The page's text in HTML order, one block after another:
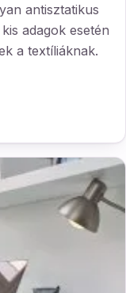
antisztatikus
adagok esetén
a textíliáknak.